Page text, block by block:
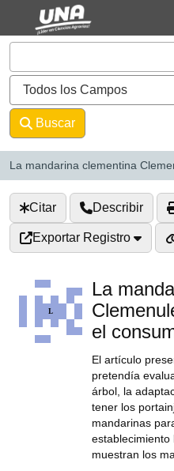
Saltar al contenido
VuFind
Buscar
La mandarina clementina
Citar Describir
Exportar Registro
La
el
El artículo
pretendía
árbol, la
tener los
mandarinas
establecimiento
muestran los